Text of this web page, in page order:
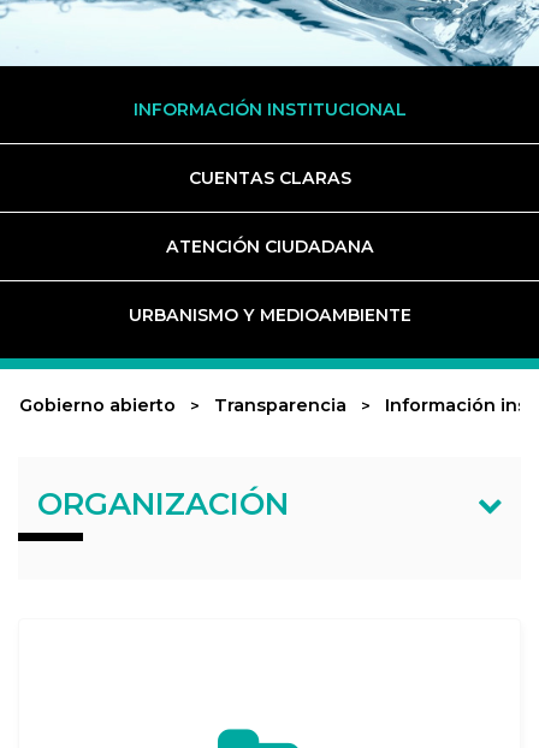
INFORMACIÓN INSTITUCIONAL
CUENTAS CLARAS
ATENCIÓN CIUDADANA
URBANISMO Y MEDIOAMBIENTE
Gobierno abierto Transparencia Información
ORGANIZACIÓN